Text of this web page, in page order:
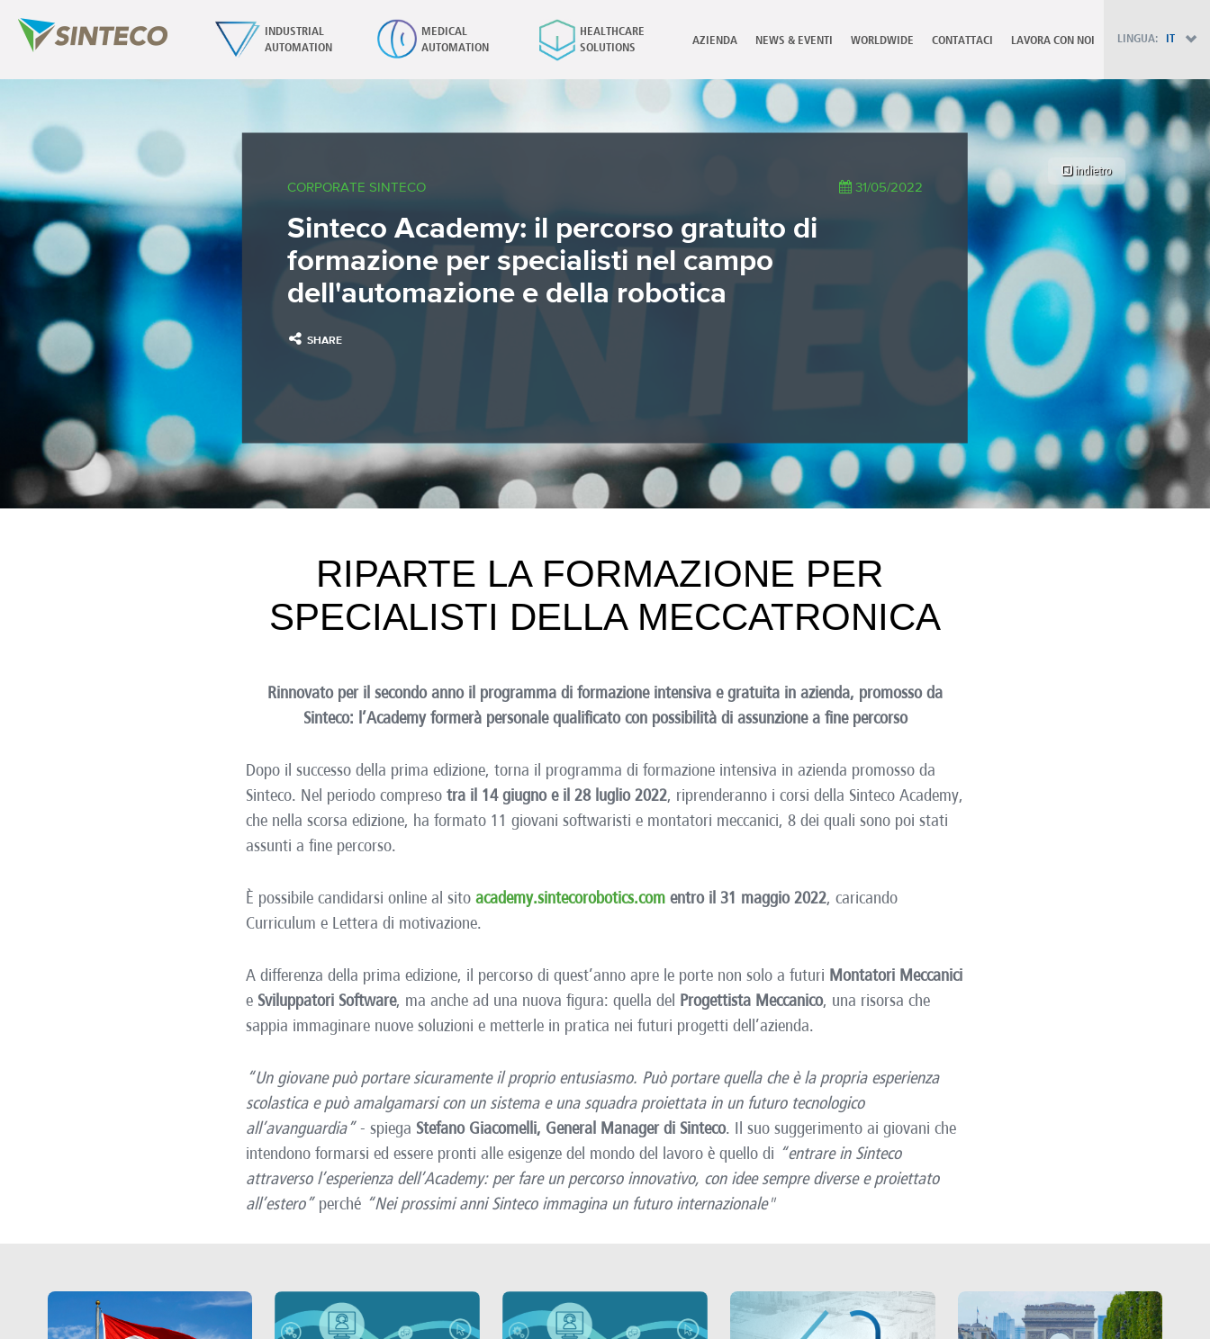
INDUSTRIAL
AUTOMATION
MEDICAL
AUTOMATION
HEALTHCARE
SOLUTIONS
AZIENDA NEWS & EVENTI WORLDWIDE CONTATTACI LAVORA CON NOI LINGUA: IT
JA - 日本語
TR - Türkçe
AE - اللغة العربية
CORPORATE SINTECO 31/05/2022
Sinteco Academy: il percorso gratuito di
formazione per specialisti nel campo
dell'automazione e della robotica
SHARE
indietro
RIPARTE LA FORMAZIONE PER
SPECIALISTI DELLA MECCATRONICA
Rinnovato per il secondo anno il programma di formazione intensiva e gratuita in azienda, promosso da
Sinteco: l’Academy formerà personale qualificato con possibilità di assunzione a fine percorso
Dopo il successo della prima edizione, torna il programma di formazione intensiva in azienda promosso da
Sinteco. Nel periodo compreso tra il 14 giugno e il 28 luglio 2022, riprenderanno i corsi della Sinteco Academy,
che nella scorsa edizione, ha formato 11 giovani softwaristi e montatori meccanici, 8 dei quali sono poi stati
assunti a fine percorso.
È possibile candidarsi online al sito academy.sintecorobotics.com entro il 31 maggio 2022, caricando
Curriculum e Lettera di motivazione.
A differenza della prima edizione, il percorso di quest’anno apre le porte non solo a futuri Montatori Meccanici
e Sviluppatori Software, ma anche ad una nuova figura: quella del Progettista Meccanico, una risorsa che
sappia immaginare nuove soluzioni e metterle in pratica nei futuri progetti dell’azienda.
“Un giovane può portare sicuramente il proprio entusiasmo. Può portare quella che è la propria esperienza
scolastica e può amalgamarsi con un sistema e una squadra proiettata in un futuro tecnologico
all’avanguardia”- spiega Stefano Giacomelli, General Manager di Sinteco. Il suo suggerimento ai giovani che
intendono formarsi ed essere pronti alle esigenze del mondo del lavoro è quello di “entrare in Sinteco
attraverso l’esperienza dell’Academy: per fare un percorso innovativo, con idee sempre diverse e proiettato
all’estero”perché “Nei prossimi anni Sinteco immagina un futuro internazionale"